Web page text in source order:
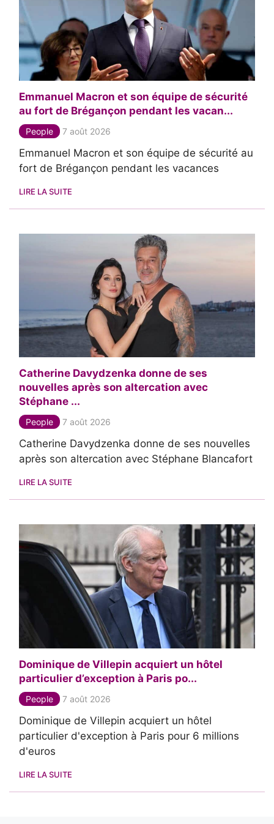
Emmanuel Macron et son équipe de sécurité
au fort de Brégançon pendant les vacan...
People 7 août 2026
Emmanuel Macron et son équipe de sécurité au
fort de Brégançon pendant les vacances
LIRE LA SUITE
Catherine Davydzenka donne de ses
nouvelles après son altercation avec
Stéphane ...
People 7 août 2026
Catherine Davydzenka donne de ses nouvelles
après son altercation avec Stéphane Blancafort
LIRE LA SUITE
Dominique de Villepin acquiert un hôtel
particulier d’exception à Paris po...
People 7 août 2026
Dominique de Villepin acquiert un hôtel
particulier d'exception à Paris pour 6 millions
d'euros
LIRE LA SUITE